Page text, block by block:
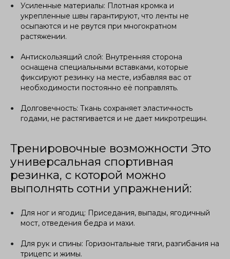
Усиленные материалы: Плотная кромка и
укрепленные швы гарантируют, что ленты не
осыпаются и не рвутся при многократном
растяжении.
Антискользящий слой: Внутренняя сторона
оснащена специальными вставками, которые
фиксируют резинку на месте, избавляя вас от
необходимости постоянно её поправлять.
Долговечность: Ткань сохраняет эластичность
годами, не растягивается и не дает микротрещин.
Тренировочные возможности Это
универсальная спортивная
резинка, с которой можно
выполнять сотни упражнений:
Для ног и ягодиц: Приседания, выпады, ягодичный
мост, отведения бедра и махи.
Для рук и спины: Горизонтальные тяги, разгибания на
трицепс и жимы.